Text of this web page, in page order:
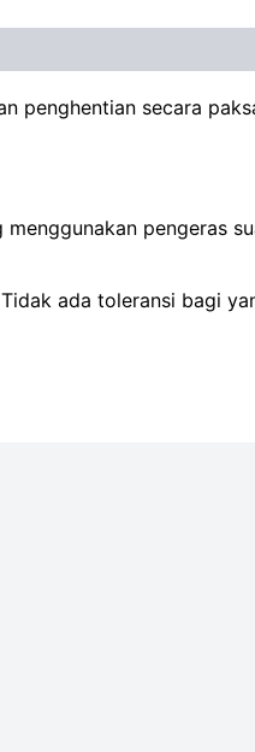
penghentian secara
pengeras
ada toleransi bagi